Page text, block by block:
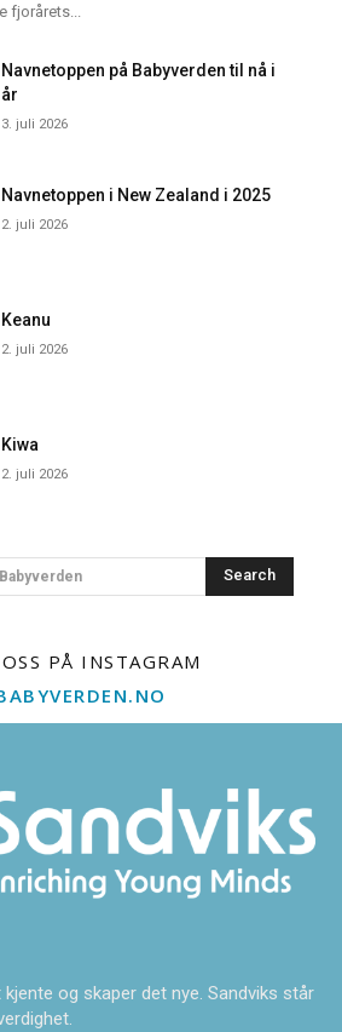
fjorårets...
Navnetoppen på Babyverden til nå i
år
3. juli 2026
Navnetoppen i New Zealand i 2025
2. juli 2026
Keanu
2. juli 2026
Kiwa
2. juli 2026
Search
PÅ INSTAGRAM
og skaper det nye. Sandviks står